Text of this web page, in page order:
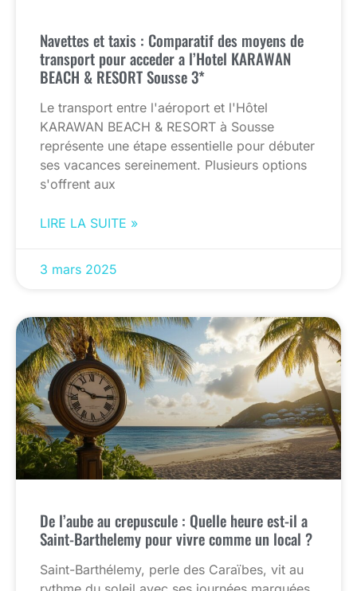
Navettes et taxis : Comparatif des moyens de
transport pour acceder a l’Hotel KARAWAN
BEACH & RESORT Sousse 3*
Le transport entre l'aéroport et l'Hôtel
KARAWAN BEACH & RESORT à Sousse
représente une étape essentielle pour débuter
ses vacances sereinement. Plusieurs options
s'offrent aux
LIRE LA SUITE »
3 mars 2025
De l’aube au crepuscule : Quelle heure est-il a
Saint-Barthelemy pour vivre comme un local ?
Saint-Barthélemy, perle des Caraïbes, vit au